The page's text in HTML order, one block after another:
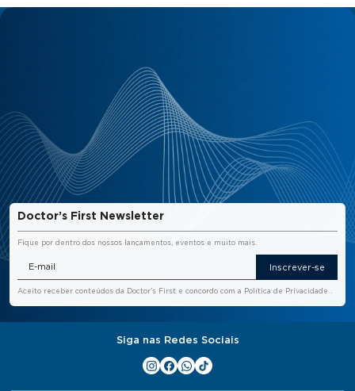
Doctor’s First Newsletter
Fique por dentro dos nossos lançamentos, eventos e muito mais.
Inscrever-se
Aceito receber conteúdos da Doctor’s First e concordo com a Política de Privacidade .
Siga nas Redes Sociais